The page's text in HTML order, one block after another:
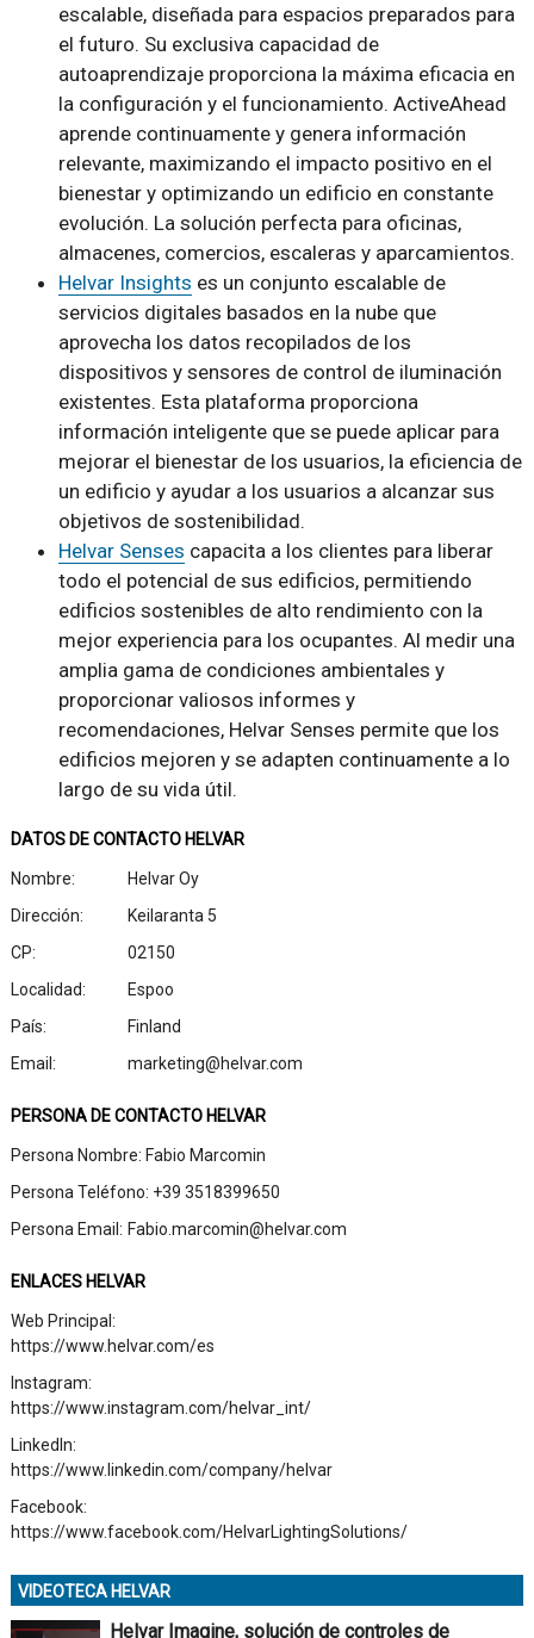
escalable, diseñada para espacios preparados para
el futuro. Su exclusiva capacidad de
autoaprendizaje proporciona la máxima eficacia en
la configuración y el funcionamiento. ActiveAhead
aprende continuamente y genera información
relevante, maximizando el impacto positivo en el
bienestar y optimizando un edificio en constante
evolución. La solución perfecta para oficinas,
almacenes, comercios, escaleras y aparcamientos.
Helvar Insights es un conjunto escalable de
servicios digitales basados en la nube que
aprovecha los datos recopilados de los
dispositivos y sensores de control de iluminación
existentes. Esta plataforma proporciona
información inteligente que se puede aplicar para
mejorar el bienestar de los usuarios, la eficiencia de
un edificio y ayudar a los usuarios a alcanzar sus
objetivos de sostenibilidad.
Helvar Senses capacita a los clientes para liberar
todo el potencial de sus edificios, permitiendo
edificios sostenibles de alto rendimiento con la
mejor experiencia para los ocupantes. Al medir una
amplia gama de condiciones ambientales y
proporcionar valiosos informes y
recomendaciones, Helvar Senses permite que los
edificios mejoren y se adapten continuamente a lo
largo de su vida útil.
DATOS DE CONTACTO HELVAR
Nombre:
Helvar Oy
Dirección:
Keilaranta 5
CP:
02150
Localidad:
Espoo
País:
Finland
Email:
marketing@helvar.com
PERSONA DE CONTACTO HELVAR
Persona Nombre: Fabio Marcomin
Persona Teléfono: +39 3518399650
Persona Email: Fabio.marcomin@helvar.com
ENLACES HELVAR
Web Principal:
https://www.helvar.com/es
Instagram:
https://www.instagram.com/helvar_int/
LinkedIn:
https://www.linkedin.com/company/helvar
Facebook:
https://www.facebook.com/HelvarLightingSolutions/
VIDEOTECA HELVAR
Helvar Imagine, solución de controles de